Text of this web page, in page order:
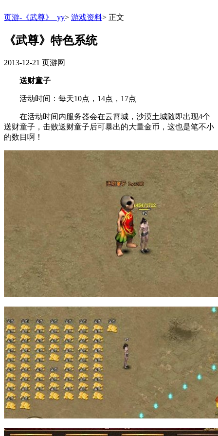
页游-《武尊》_yy> 游戏资料> 正文
《武尊》特色系统
2013-12-21 页游网
送财童子
活动时间：每天10点，14点，17点
在活动时间内服务器会在云霄城，沙漠土城随即出现4个
送财童子，击败送财童子后可暴出的大量金币，这也是笔不小
的数目啊！